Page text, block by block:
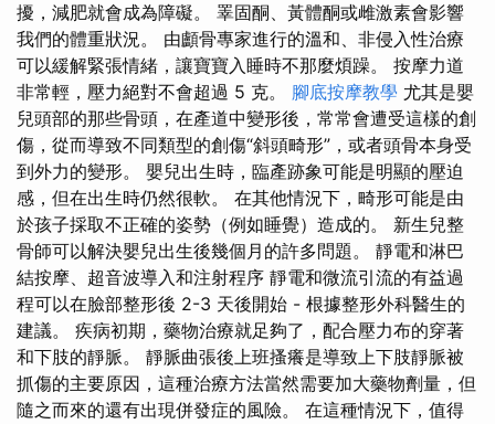
擾，減肥就會成為障礙。 睪固酮、黃體酮或雌激素會影響
我們的體重狀況。 由顱骨專家進行的溫和、非侵入性治療
可以緩解緊張情緒，讓寶寶入睡時不那麼煩躁。 按摩力道
非常輕，壓力絕對不會超過 5 克。 腳底按摩教學 尤其是嬰
兒頭部的那些骨頭，在產道中變形後，常常會遭受這樣的創
傷，從而導致不同類型的創傷“斜頭畸形”，或者頭骨本身受
到外力的變形。 嬰兒出生時，臨產跡象可能是明顯的壓迫
感，但在出生時仍然很軟。 在其他情況下，畸形可能是由
於孩子採取不正確的姿勢（例如睡覺）造成的。 新生兒整
骨師可以解決嬰兒出生後幾個月的許多問題。 靜電和淋巴
結按摩、超音波導入和注射程序 靜電和微流引流的有益過
程可以在臉部整形後 2-3 天後開始 - 根據整形外科醫生的
建議。 疾病初期，藥物治療就足夠了，配合壓力布的穿著
和下肢的靜脈。 靜脈曲張後上班搔癢是導致上下肢靜脈被
抓傷的主要原因，這種治療方法當然需要加大藥物劑量，但
隨之而來的還有出現併發症的風險。 在這種情況下，值得